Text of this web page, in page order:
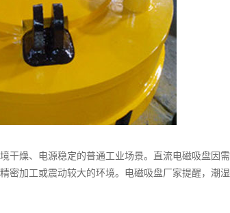
燥、电源稳定的普通工业场景。直流电磁吸盘因
密加工或震动较大的环境。电磁吸盘厂家提醒，潮